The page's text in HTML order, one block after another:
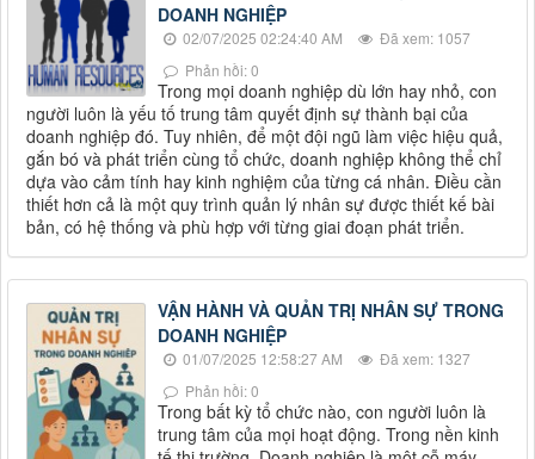
DOANH NGHIỆP
02/07/2025 02:24:40 AM
Đã xem: 1057
Phản hồi: 0
Trong mọi doanh nghiệp dù lớn hay nhỏ, con
người luôn là yếu tố trung tâm quyết định sự thành bại của
doanh nghiệp đó. Tuy nhiên, để một đội ngũ làm việc hiệu quả,
gắn bó và phát triển cùng tổ chức, doanh nghiệp không thể chỉ
dựa vào cảm tính hay kinh nghiệm của từng cá nhân. Điều cần
thiết hơn cả là một quy trình quản lý nhân sự được thiết kế bài
bản, có hệ thống và phù hợp với từng giai đoạn phát triển.
VẬN HÀNH VÀ QUẢN TRỊ NHÂN SỰ TRONG
DOANH NGHIỆP
01/07/2025 12:58:27 AM
Đã xem: 1327
Phản hồi: 0
Trong bất kỳ tổ chức nào, con người luôn là
trung tâm của mọi hoạt động. Trong nền kinh